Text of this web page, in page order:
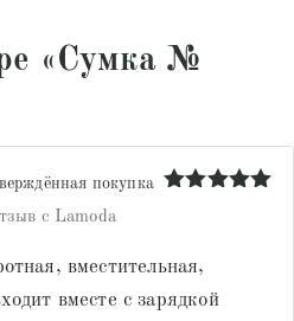
«Сумка №
покупка
с Lamoda
вместительная,
вместе с зарядкой